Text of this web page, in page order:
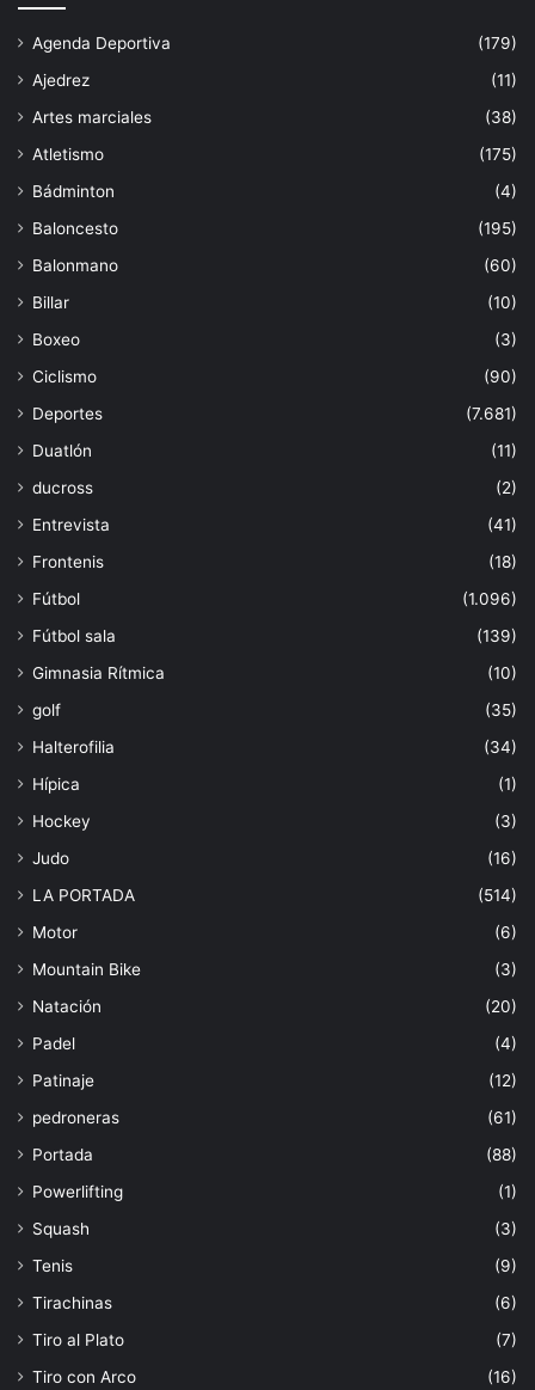
Agenda Deportiva
(179)
Ajedrez
(11)
Artes marciales
(38)
Atletismo
(175)
Bádminton
(4)
Baloncesto
(195)
Balonmano
(60)
Billar
(10)
Boxeo
(3)
Ciclismo
(90)
Deportes
(7.681)
Duatlón
(11)
ducross
(2)
Entrevista
(41)
Frontenis
(18)
Fútbol
(1.096)
Fútbol sala
(139)
Gimnasia Rítmica
(10)
golf
(35)
Halterofilia
(34)
Hípica
(1)
Hockey
(3)
Judo
(16)
LA PORTADA
(514)
Motor
(6)
Mountain Bike
(3)
Natación
(20)
Padel
(4)
Patinaje
(12)
pedroneras
(61)
Portada
(88)
Powerlifting
(1)
Squash
(3)
Tenis
(9)
Tirachinas
(6)
Tiro al Plato
(7)
Tiro con Arco
(16)